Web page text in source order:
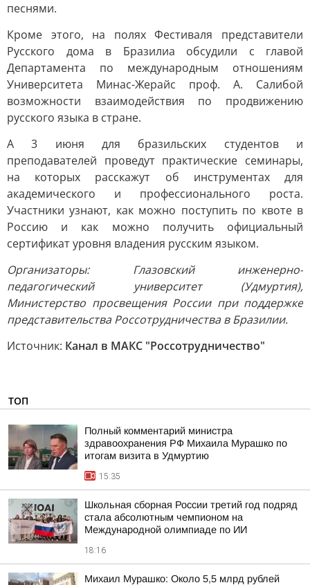
песнями.
Кроме этого, на полях Фестиваля представители
Русского дома в Бразилиа обсудили с главой
Департамента по международным отношениям
Университета Минас-Жерайс проф. А. Салибой
возможности взаимодействия по продвижению
русского языка в стране.
А 3 июня для бразильских студентов и
преподавателей проведут практические семинары,
на которых расскажут об инструментах для
академического и профессионального роста.
Участники узнают, как можно поступить по квоте в
Россию и как можно получить официальный
сертификат уровня владения русским языком.
Организаторы: Глазовский инженерно-
педагогический университет (Удмуртия),
Министерство просвещения России при поддержке
представительства Россотрудничества в Бразилии.
Источник: Канал в МАКС "Россотрудничество"
ТОП
Полный комментарий министра
здравоохранения РФ Михаила Мурашко по
итогам визита в Удмуртию
15:35
Школьная сборная России третий год подряд
стала абсолютным чемпионом на
Международной олимпиаде по ИИ
18:16
Михаил Мурашко: Около 5,5 млрд рублей